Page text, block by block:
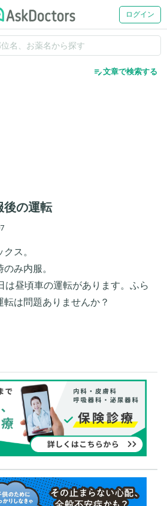
ログイン
edit_note文章で検索する
後の運転
ス。
み内服。
は昼頃車の運転があります。ふら
は問題ありませんか？